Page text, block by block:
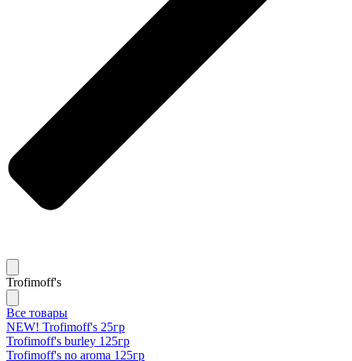
Trofimoff's
Все товары
NEW! Trofimoff's 25гр
Trofimoff's burley 125гр
Trofimoff's no aroma 125гр